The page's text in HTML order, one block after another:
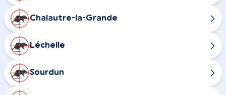
Chalautre-la-Grande
Léchelle
Sourdun